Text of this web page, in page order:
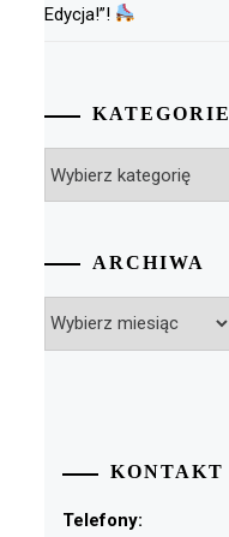
Edycja!”!
KATEGORIE
ARCHIWA
KONTAKT
Telefony: